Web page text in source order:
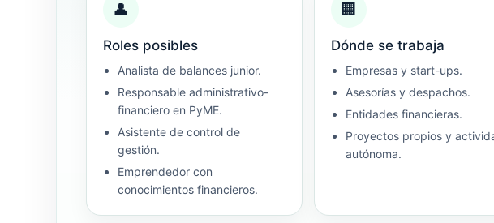
👤
Roles posibles
Analista de balances junior.
Responsable administrativo-
financiero en PyME.
Asistente de control de
gestión.
Emprendedor con
conocimientos financieros.
🏢
Dónde se trabaja
Empresas y start-ups.
Asesorías y despachos.
Entidades financieras.
Proyectos propios y
autónoma.